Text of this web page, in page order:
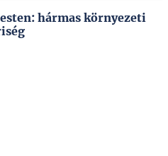
hármas környezeti